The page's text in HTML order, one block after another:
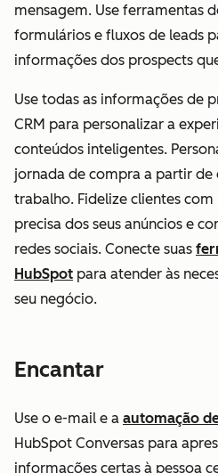
mensagem. Use ferramentas
formulários e fluxos de leads
informações dos prospects
Use todas as informações de
CRM para personalizar a
conteúdos inteligentes.
jornada de compra a partir de
trabalho. Fidelize clientes
precisa dos seus anúncios e
redes sociais. Conecte suas
HubSpot para atender às
seu negócio.
Encantar
Use o e-mail e a automação
HubSpot Conversas para
informações certas à pessoa